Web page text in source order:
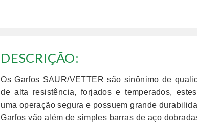
Os Garfos SAUR/VETTER são sinônimo de
de alta resistência, forjados e temperados,
uma operação segura e possuem grande
Garfos vão além de simples barras de aço